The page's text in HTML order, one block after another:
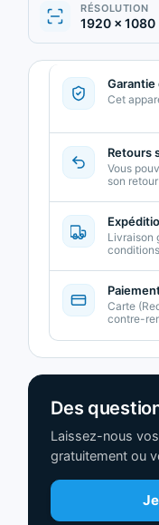
RÉSOLUTION
1920 × 1080
Garantie
Cet
Retours
Vous
son
Livraison
Carte
contre-
Des
Laissez-nous
gratuitement ou